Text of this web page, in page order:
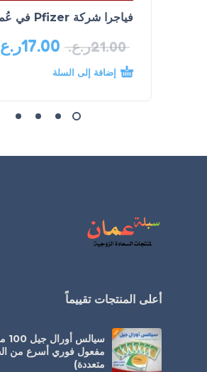
فياجرا شركة Pfizer في عُمان
21.00ر.ع. 17.00
إضافة إلى السلة
أعلى المنتجات تقييماً
مفعول فوري أسرع من
متعددة)